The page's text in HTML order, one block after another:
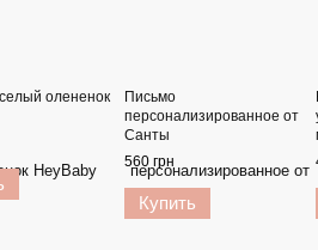
олененок
Письмо
персонализированное от
Санты
560 грн
Купить